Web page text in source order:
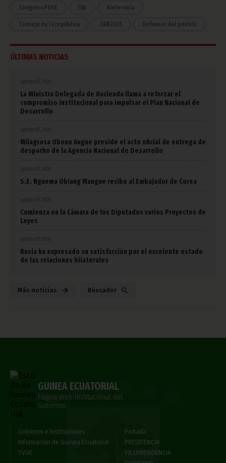
CongresoPDGE FIJA Bielorrusia
Consejo de la república CAN 2025 Defensor del pueblo
ÚLTIMAS NOTICIAS
agosto 07, 2026
La Ministra Delegada de Hacienda llama a reforzar el
compromiso institucional para impulsar el Plan Nacional de
Desarrollo
agosto 07, 2026
Milagrosa Obono Angue preside el acto oficial de entrega de
despacho de la Agencia Nacional de Desarrollo
agosto 07, 2026
S.E. Nguema Obiang Mangue recibe al Embajador de Corea
agosto 07, 2026
Comienza en la Cámara de los Diputados varios Proyectos de
Leyes
agosto 07, 2026
Rusia ha expresado su satisfacción por el excelente estado
de las relaciones bilaterales
Más noticias Búscador
GUINEA ECUATORIAL
Página Web Institucional del
Gobierno
Gobierno e Instituciones
Información de Guinea Ecuatorial
TVGE
Portada
PRESIDENCIA
VICEPRESIDENCIA